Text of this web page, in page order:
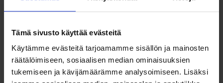
Tämä sivusto käyttää evästeitä
Käytämme evästeitä tarjoamamme sisällön ja mainosten
räätälöimiseen, sosiaalisen median ominaisuuksien
tukemiseen ja kävijämäärämme analysoimiseen. Lisäksi